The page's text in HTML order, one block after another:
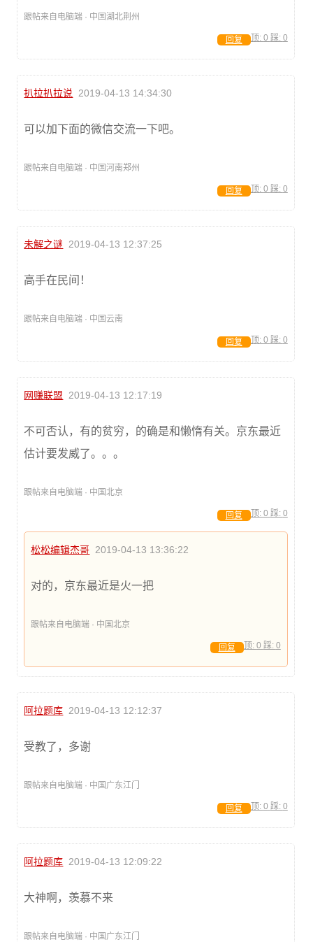
跟帖来自电脑端 · 中国湖北荆州
顶: 0 踩: 0
回复
扒拉扒拉说 2019-04-13 14:34:30
可以加下面的微信交流一下吧。
跟帖来自电脑端 · 中国河南郑州
顶: 0 踩: 0
回复
未解之谜 2019-04-13 12:37:25
高手在民间！
跟帖来自电脑端 · 中国云南
顶: 0 踩: 0
回复
网赚联盟 2019-04-13 12:17:19
不可否认，有的贫穷，的确是和懒惰有关。京东最近
估计要发威了。。。
跟帖来自电脑端 · 中国北京
顶: 0 踩: 0
回复
松松编辑杰哥 2019-04-13 13:36:22
对的，京东最近是火一把
跟帖来自电脑端 · 中国北京
顶: 0 踩: 0
回复
阿拉题库 2019-04-13 12:12:37
受教了，多谢
跟帖来自电脑端 · 中国广东江门
顶: 0 踩: 0
回复
阿拉题库 2019-04-13 12:09:22
大神啊，羡慕不来
跟帖来自电脑端 · 中国广东江门